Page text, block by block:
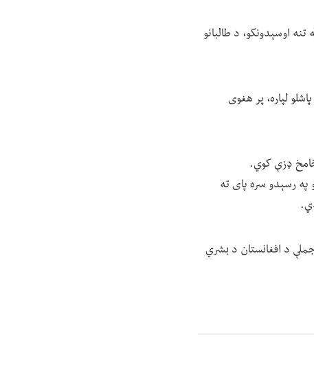
اوسېدونکو، د طالبانو
لپاره، پر هغوی
ډزې کوي.
په رسېدو سره پای ته
د افغانستان د بشري